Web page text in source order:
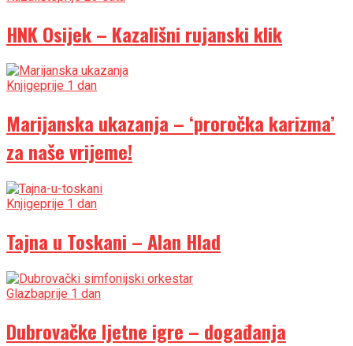
HNK Osijek – Kazališni rujanski klik
Knjigeprije 1 dan
Marijanska ukazanja – ‘proročka karizma’
za naše vrijeme!
Knjigeprije 1 dan
Tajna u Toskani – Alan Hlad
Glazbaprije 1 dan
Dubrovačke ljetne igre – događanja